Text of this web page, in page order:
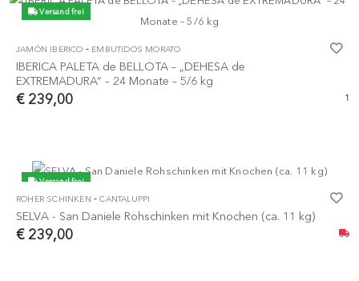
Versand frei
JAMÓN IBERICO - EMBUTIDOS MORATO
IBERICA PALETA de BELLOTA – „DEHESA de
EXTREMADURA“ – 24 Monate – 5/6 kg
€ 239,00 1
Versand frei
ROHER SCHINKEN -CANTALUPPI
SELVA - San Daniele Rohschinken mit Knochen (ca. 11 kg)
€ 239,00